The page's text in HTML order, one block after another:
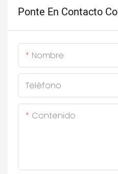
Ponte En Contacto
Nombre
Teléfono
Contenido